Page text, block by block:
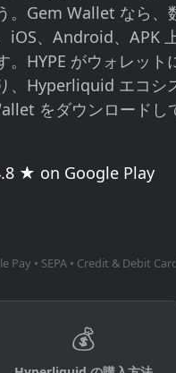
。Gem Wallet なら、
iOS、Android、APK
HYPE がウォレット
、Hyperliquid エコシ
をダウンロードし
★ on Google Play
Pay • SEPA • Credit & Debit
💰